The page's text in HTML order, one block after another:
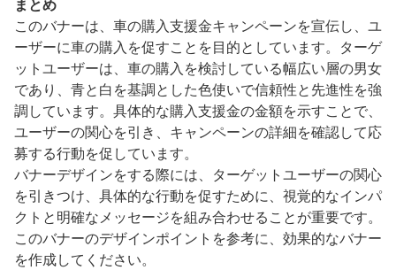
このバナーは、車の購入支援金キャンペーンを宣伝し、ユ
ーザーに車の購入を促すことを目的としています。ターゲ
ットユーザーは、車の購入を検討している幅広い層の男女
であり、青と白を基調とした色使いで信頼性と先進性を強
調しています。具体的な購入支援金の金額を示すことで、
ユーザーの関心を引き、キャンペーンの詳細を確認して応
募する行動を促しています。
バナーデザインをする際には、ターゲットユーザーの関心
を引きつけ、具体的な行動を促すために、視覚的なインパ
クトと明確なメッセージを組み合わせることが重要です。
このバナーのデザインポイントを参考に、効果的なバナー
を作成してください。